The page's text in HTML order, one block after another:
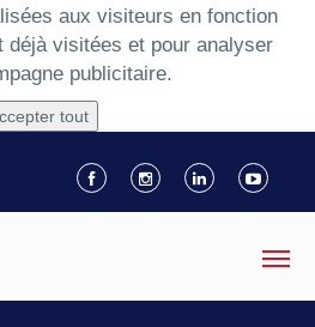
aux visiteurs en fonction
déjà visitées et pour analyser
publicitaire.
tout